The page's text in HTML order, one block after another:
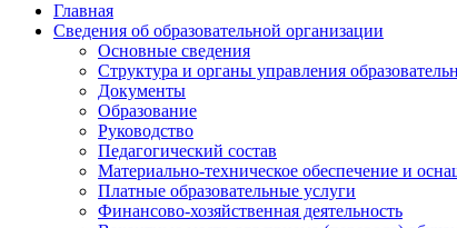
Главная
Сведения об образовательной организации
Основные сведения
Структура и органы управления
Документы
Образование
Руководство
Педагогический состав
Материально-техническое обеспечение и
Платные образовательные услуги
Финансово-хозяйственная деятельность